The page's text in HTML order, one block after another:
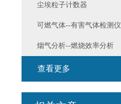
尘埃粒子计数器
可燃气体--有害气体检测仪
烟气分析--燃烧效率分析
查看更多